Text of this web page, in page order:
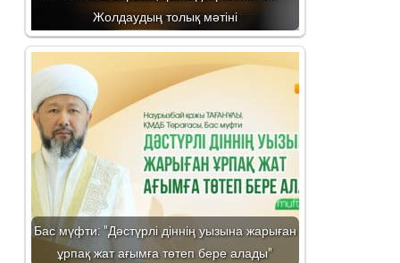
Жолдаудың толық мәтіні
Бас мүфти: "Дәстүрлі діннің уызына жарыған
ұрпақ жат ағымға төтеп бере алады"